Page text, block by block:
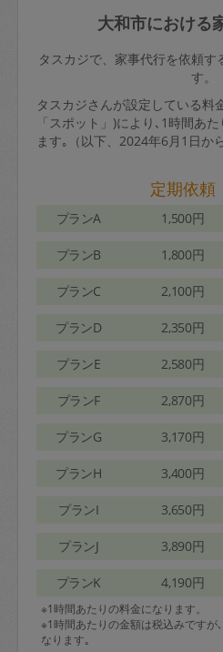
大和市における
タスカジで、家事代行を依頼す
す。
タスカジさんが設定している料
「スポット」)により､1時間あ
ます｡（以下、2024年6月1日か
定期依頼
プランA 1,500円
プランB 1,800円
プランC 2,100円
プランD 2,350円
プランE 2,580円
プランF 2,870円
プランG 3,170円
プランH 3,400円
プランI 3,650円
プランJ 3,890円
プランK 4,190円
※1時間あたりの料金になります。
※1時間あたりの金額は税込みですが
なります｡